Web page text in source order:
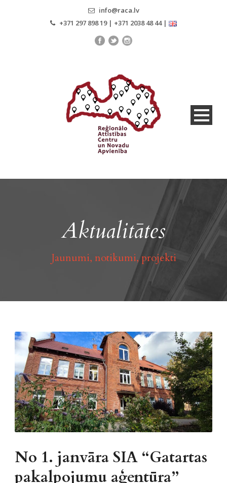
info@raca.lv
+371 297 898 19 | +371 2038 48 44 |
Aktualitātes
Jaunumi, notikumi, projekti
No 1. janvāra SIA “Gatartas
pakalpojumu aģentūra”